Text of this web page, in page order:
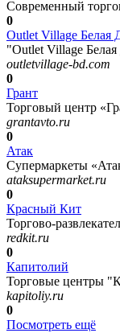
Современный
0
Outlet Village Белая
"Outlet Village
outletvillage-bd.com
0
Грант
Торговый центр
grantavto.ru
0
Атак
Супермаркеты
ataksupermarket.ru
0
Красный Кит
Торгово-
redkit.ru
0
Капитолий
Торговые центры
kapitoliy.ru
0
Посмотреть ещё